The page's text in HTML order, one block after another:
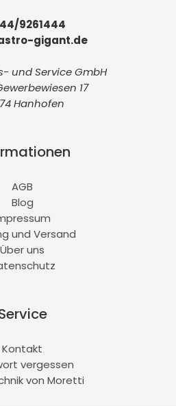
9261444
gigant.de
und Service GmbH
17
Hanhofen
AGB
Blog
und Versand
Über uns
Kontakt
vergessen
von Moretti